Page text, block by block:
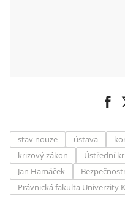
stav nouze ústava
krizový zákon
Ústřední
Jan Hamáček
Právnická fakulta Univerzity